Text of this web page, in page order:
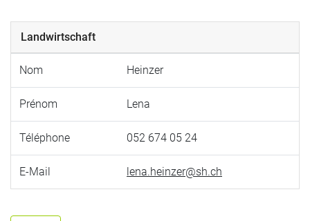
Landwirtschaft
Nom Heinzer
Prénom Lena
Téléphone 052 674 05 24
E-Mail lena.heinzer@sh.ch